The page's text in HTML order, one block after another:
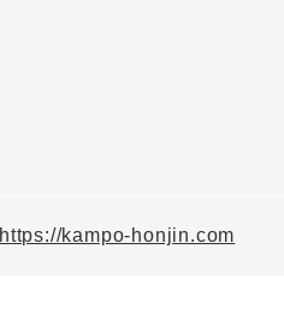
https://kampo-honjin.com